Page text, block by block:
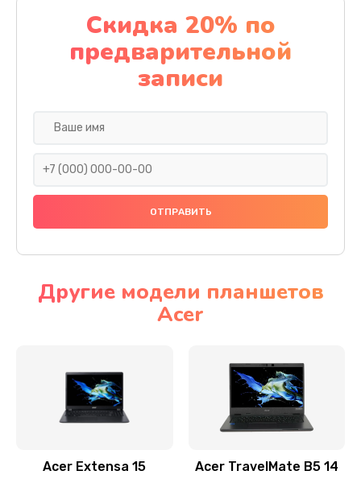
Чистка от пыли
1060 руб.
Заказать
Ремонт подсветки
Настройка BIOS
Замена видеочипа
Заказать
Скидка 20% по
предварительной
записи
Другие модели планшетов
Acer
Acer Extensa 15 Acer TravelMate B5 14